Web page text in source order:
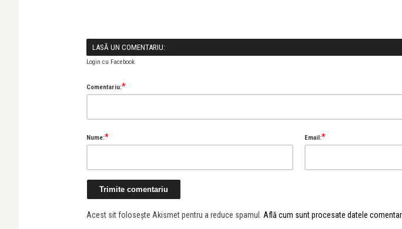
LASĂ UN COMENTARIU:
Login cu Facebook
Comentariu:*
Nume:* Email:*
Acest sit folosește Akismet pentru a reduce spamul. Află cum sunt procesate datele